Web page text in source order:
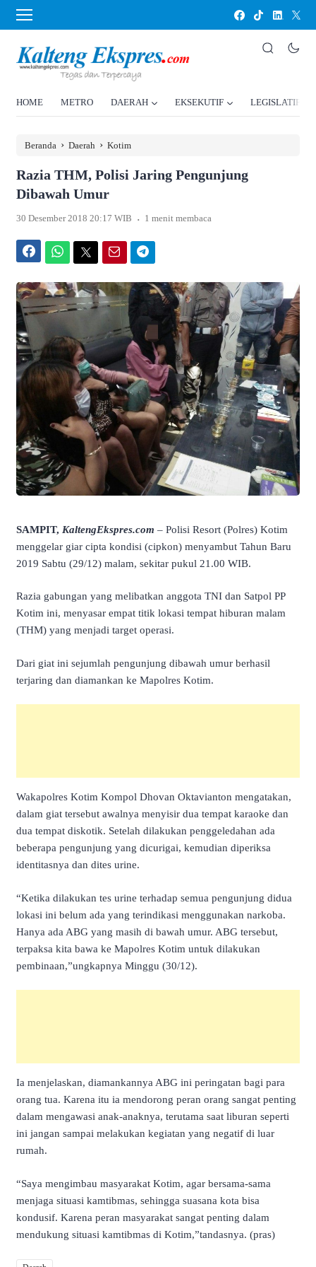
HOME METRO DAERAH EKSEKUTIF LEGISLATIF
Beranda › Daerah › Kotim
Razia THM, Polisi Jaring Pengunjung
Dibawah Umur
30 Desember 2018 20:17 WIB . 1 menit membaca
SAMPIT, KaltengEkspres.com – Polisi Resort (Polres) Kotim
menggelar giar cipta kondisi (cipkon) menyambut Tahun Baru
2019 Sabtu (29/12) malam, sekitar pukul 21.00 WIB.
Razia gabungan yang melibatkan anggota TNI dan Satpol PP
Kotim ini, menyasar empat titik lokasi tempat hiburan malam
(THM) yang menjadi target operasi.
Dari giat ini sejumlah pengunjung dibawah umur berhasil
terjaring dan diamankan ke Mapolres Kotim.
Wakapolres Kotim Kompol Dhovan Oktavianton mengatakan,
dalam giat tersebut awalnya menyisir dua tempat karaoke dan
dua tempat diskotik. Setelah dilakukan penggeledahan ada
beberapa pengunjung yang dicurigai, kemudian diperiksa
identitasnya dan dites urine.
“Ketika dilakukan tes urine terhadap semua pengunjung didua
lokasi ini belum ada yang terindikasi menggunakan narkoba.
Hanya ada ABG yang masih di bawah umur. ABG tersebut,
terpaksa kita bawa ke Mapolres Kotim untuk dilakukan
pembinaan,”ungkapnya Minggu (30/12).
Ia menjelaskan, diamankannya ABG ini peringatan bagi para
orang tua. Karena itu ia mendorong peran orang sangat penting
dalam mengawasi anak-anaknya, terutama saat liburan seperti
ini jangan sampai melakukan kegiatan yang negatif di luar
rumah.
“Saya mengimbau masyarakat Kotim, agar bersama-sama
menjaga situasi kamtibmas, sehingga suasana kota bisa
kondusif. Karena peran masyarakat sangat penting dalam
mendukung situasi kamtibmas di Kotim,”tandasnya. (pras)